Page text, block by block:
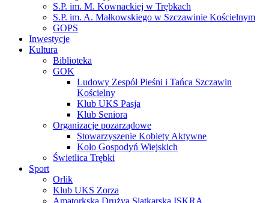
S.P. im. M. Kownackiej w Trębkach
S.P. im. A. Małkowskiego w Szczawinie Kościelnym
GOPS
Inwestycje
Kultura
Biblioteka
GOK
Ludowy Zespół Pieśni i Tańca Szczawin
Kościelny
Klub UKS Pasja
Klub Seniora
Organizacje pozarządowe
Stowarzyszenie Kobiety Aktywne
Koło Gospodyń Wiejskich
Świetlica Trębki
Sport
Orlik
Klub UKS Zorza